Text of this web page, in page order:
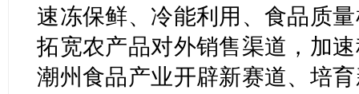
速冻保鲜、冷能利用、食品质
拓宽农产品对外销售渠道，加
潮州食品产业开辟新赛道、培